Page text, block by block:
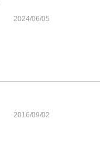
2024/06/05
2016/09/02